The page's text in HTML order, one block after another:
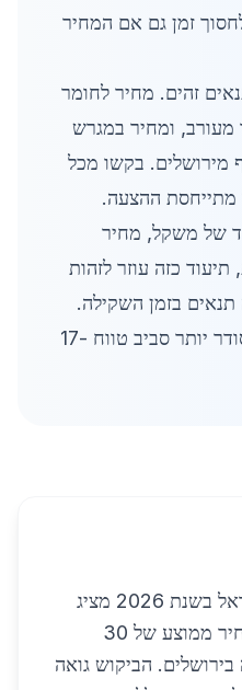
זמן גם אם המחיר
זהים. מחיר לחומר
מעורב, ומחיר במגרש
מירושלים. בקשו מכל
מתייחסת ההצעה.
של משקל, מחיר
כזה עוזר לזהות
תנאים בזמן השקילה.
כך בונים תהליך מכירה מסודר יותר סביב טווח 17-
שוק מיחזור הנחושת בישראל בשנת 2026 מציג
צמיחה משמעותית, עם מחיר ממוצע של 30
הביקוש גואה